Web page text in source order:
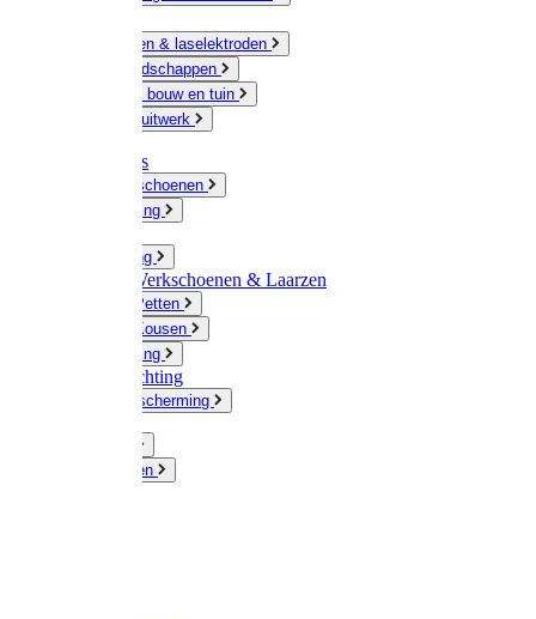
Slijpschijven & laselektroden
Handgereedschappen
IJzerwaren bouw en tuin
Hang en sluitwerk
Disposables
Werkhandschoenen
Regenkleding
Werkkleding
Wandel-/ Werkschoenen & Laarzen
Hoeden / Petten
Sokken / Kousen
Winterkleding
Winkelinrichting
Gelaatsbescherming
Knaagdieren